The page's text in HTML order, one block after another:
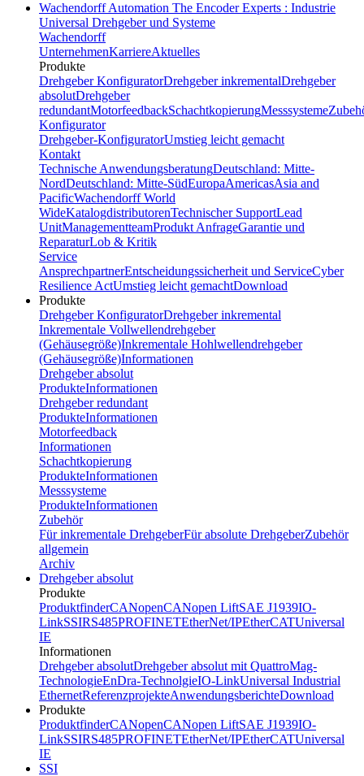
Wachendorff Automation The Encoder Experts : Industrie
Universal Drehgeber und Systeme
Wachendorff
UnternehmenKarriereAktuelles
Produkte
Drehgeber KonfiguratorDrehgeber inkrementalDrehgeber
absolutDrehgeber
redundantMotorfeedbackSchachtkopierungMesssysteme
Konfigurator
Drehgeber-KonfiguratorUmstieg leicht gemacht
Kontakt
Technische AnwendungsberatungDeutschland: Mitte-
NordDeutschland: Mitte-SüdEuropaAmericasAsia and
PacificWachendorff World
WideKatalogdistributorenTechnischer SupportLead
UnitManagementteamProdukt AnfrageGarantie und
ReparaturLob & Kritik
Service
AnsprechpartnerEntscheidungssicherheit und ServiceCyber
Resilience ActUmstieg leicht gemachtDownload
Produkte
Drehgeber KonfiguratorDrehgeber inkremental
Inkrementale Vollwellendrehgeber
(Gehäusegröße)Inkrementale Hohlwellendrehgeber
(Gehäusegröße)Informationen
Drehgeber absolut
ProdukteInformationen
Drehgeber redundant
ProdukteInformationen
Motorfeedback
Informationen
Schachtkopierung
ProdukteInformationen
Messsysteme
ProdukteInformationen
Zubehör
Für inkrementale DrehgeberFür absolute DrehgeberZubehör
allgemein
Archiv
Drehgeber absolut
Produkte
ProduktfinderCANopenCANopen LiftSAE J1939IO-
LinkSSIRS485PROFINETEtherNet/IPEtherCATUniversal
IE
Informationen
Drehgeber absolutDrehgeber absolut mit QuattroMag-
TechnologieEnDra-TechnolgieIO-LinkUniversal Industrial
EthernetReferenzprojekteAnwendungsberichteDownload
Produkte
ProduktfinderCANopenCANopen LiftSAE J1939IO-
LinkSSIRS485PROFINETEtherNet/IPEtherCATUniversal
IE
SSI